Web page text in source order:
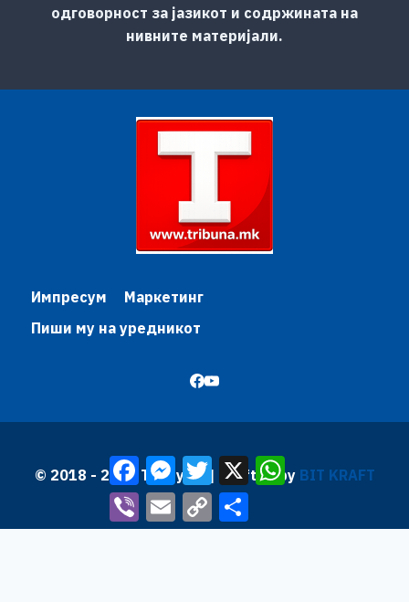
одговорност за јазикот и содржината на
нивните материјали.
Импресум
Маркетинг
Пиши му на уредникот
© 2018 - 2026 Трибуна | Krafted by BIT KRAFT
FacebookMessenger
TwitterX
Viber
Email Copy
Link